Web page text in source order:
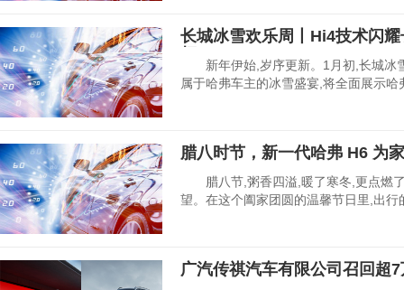
长城冰雪欢乐周丨Hi4技术闪
新年伊始,岁序更新。1月初,长城冰
属于哈弗车主的冰雪盛宴,将全面展示哈
腊八时节，新一代哈弗 H6 为
腊八节,粥香四溢,暖了寒冬,更点燃了
望。在这个阖家团圆的温馨节日里,出行
广汽传祺汽车有限公司召回超